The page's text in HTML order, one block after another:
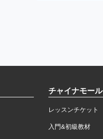
チャイナモール
レッスンチケット
入門&初級教材